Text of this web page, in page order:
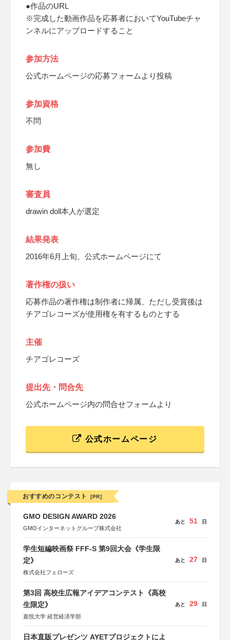
●作品のURL
※完成した動画作品を応募者においてYouTubeチャ
ンネルにアップロードすること
参加方法
公式ホームページの応募フォームより投稿
参加資格
不問
参加費
無し
審査員
drawin doll本人が選定
結果発表
2016年6月上旬、公式ホームページにて
著作権の扱い
応募作品の著作権は制作者に帰属、ただし受賞後は
チアゴレコーズが使用権を有するものとする
主催
チアゴレコーズ
提出先・問合先
公式ホームページ内の問合せフォームより
公式ホームページ
おすすめのコンテスト [PR]
GMO DESIGN AWARD 2026
GMOインターネットグループ株式会社
あと 51 日
学生短編映画祭 FFF-S 第9回大会《学生限
定》
株式会社フェローズ
あと 27 日
第3回 高校生広報アイデアコンテスト《高校
生限定》
嘉悦大学 経営経済学部
あと 29 日
日本直販プレゼンツ AYETプロジェクトによ